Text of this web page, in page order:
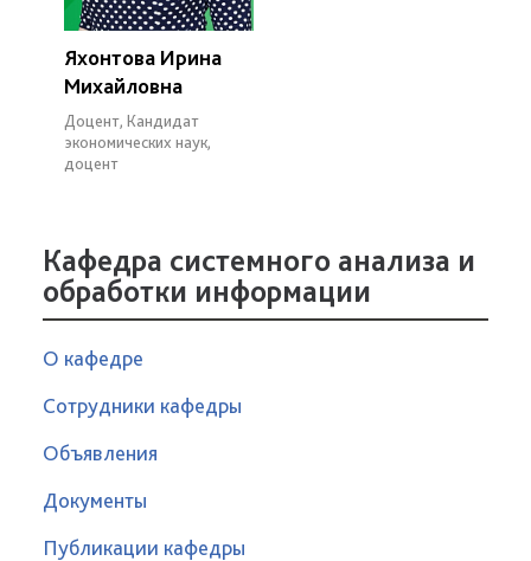
Яхонтова Ирина
Михайловна
Доцент, Кандидат
экономических наук,
доцент
Кафедра системного анализа и
обработки информации
О кафедре
Сотрудники кафедры
Объявления
Документы
Публикации кафедры